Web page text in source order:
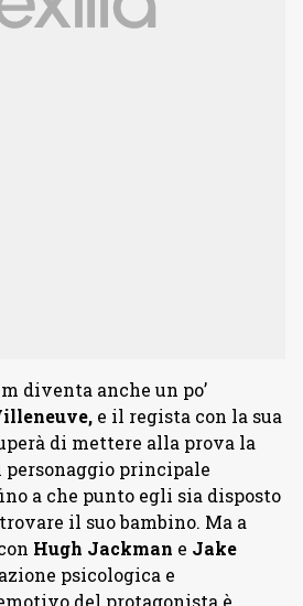
diventa anche un po’
e il regista con la sua
di mettere alla prova la
principale
a che punto egli sia disposto
il suo bambino. Ma a
Hugh Jackman e Jake
psicologica e
del protagonista è